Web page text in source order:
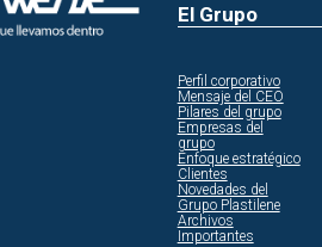
El Grupo
Perfil corporativo
Mensaje del CEO
Pilares del grupo
Empresas del
grupo
Enfoque estratégico
Clientes
Novedades del
Grupo Plastilene
Archivos
Importantes